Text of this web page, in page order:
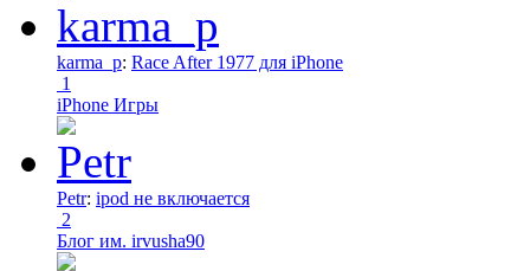
karma_p: Race After 1977 для iPhone
1
iPhone Игры
Petr: ipod не включается
2
Блог им. irvusha90